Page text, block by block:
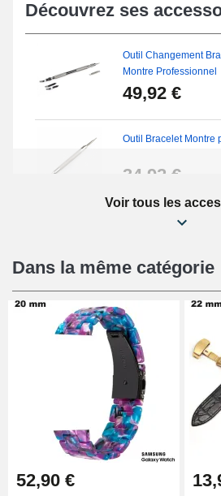
Découvrez ses
Outil Changement
Montre Professionnel
49,92 €
Outil Bracelet Montre
34,92 €
Kit Réparation Montre
16,90 €
Pied à Coulisse
9,90 €
Kit Horlogerie
26,90 €
Voir tous les
Dans la même catégorie
52,90 €